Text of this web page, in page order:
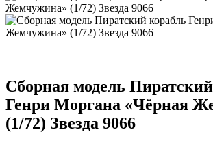
Сборная модель
Генри Моргана «Чёрная
(1/72) Звезда 9066